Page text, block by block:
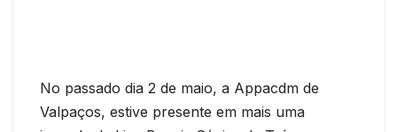
No passado dia 2 de maio, a Appacdm de
Valpaços, estive presente em mais uma